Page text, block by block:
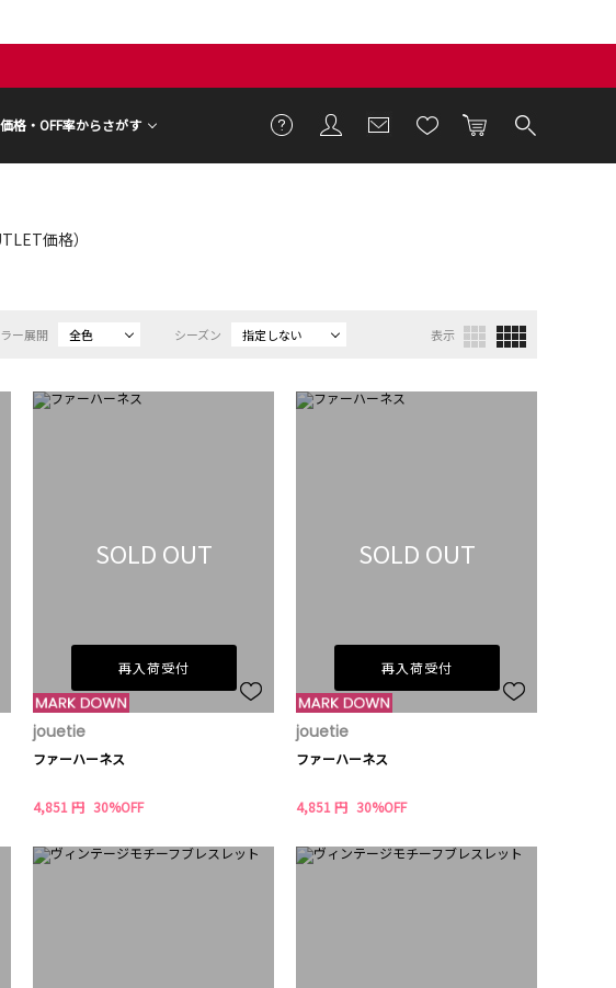
価格・OFF率からさがす
価格）
ー展開 全色 シーズン 指定しない 表示
SOLD OUT
再入荷受付
jouetie
ファーハーネス
4,851 円 30%OFF
SOLD OUT
再入荷受付
jouetie
ファーハーネス
4,851 円 30%OFF